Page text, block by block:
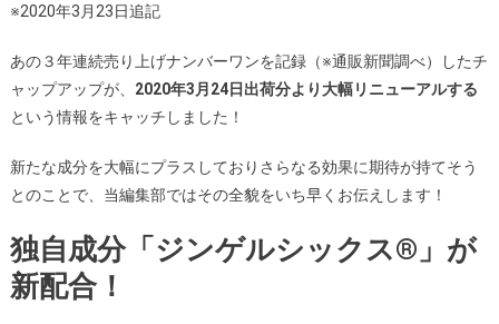
※2020年3月23日追記
あの３年連続売り上げナンバーワンを記録（※通販新聞調べ）したチ
ャップアップが、 2020年3月24日出荷分より大幅リニューアルする
という情報をキャッチしました！
新たな成分を大幅にプラス しておりさらなる効果に期待が持てそう
とのことで、当編集部ではその全貌をいち早くお伝えします！
独自成分「ジンゲルシックス®」が
新配合！